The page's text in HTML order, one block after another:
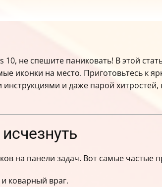
задач
не спешите паниковать! В этой
иконки на место. Приготовьтесь к
и даже парой хитростей,
на панели задач. Вот самые частые
коварный враг.